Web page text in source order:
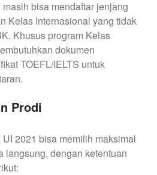
bisa mendaftar jenjang
Kelas Internasional yang tidak
Khusus program Kelas
dokumen
TOEFL/IELTS untuk
Prodi
2021 bisa memilih maksimal
langsung, dengan ketentuan